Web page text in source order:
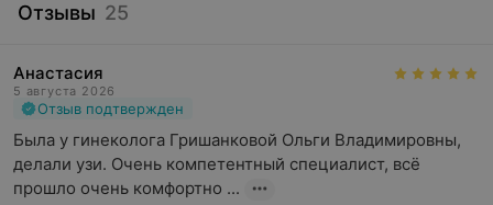
Отзывы 25
Анастасия
5 августа 2026
Отзыв подтвержден
Была у гинеколога Гришанковой Ольги Владимировны,
делали узи. Очень компетентный специалист, всё
прошло очень комфортно ...